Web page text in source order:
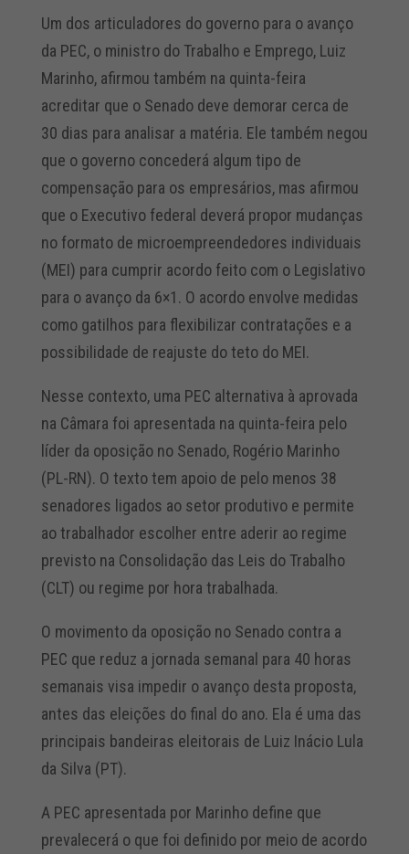
Um dos articuladores do governo para o avanço
da PEC, o ministro do Trabalho e Emprego, Luiz
Marinho, afirmou também na quinta-feira
acreditar que o Senado deve demorar cerca de
30 dias para analisar a matéria. Ele também negou
que o governo concederá algum tipo de
compensação para os empresários, mas afirmou
que o Executivo federal deverá propor mudanças
no formato de microempreendedores individuais
(MEI) para cumprir acordo feito com o Legislativo
para o avanço da 6×1. O acordo envolve medidas
como gatilhos para flexibilizar contratações e a
possibilidade de reajuste do teto do MEI.
Nesse contexto, uma PEC alternativa à aprovada
na Câmara foi apresentada na quinta-feira pelo
líder da oposição no Senado, Rogério Marinho
(PL-RN). O texto tem apoio de pelo menos 38
senadores ligados ao setor produtivo e permite
ao trabalhador escolher entre aderir ao regime
previsto na Consolidação das Leis do Trabalho
(CLT) ou regime por hora trabalhada.
O movimento da oposição no Senado contra a
PEC que reduz a jornada semanal para 40 horas
semanais visa impedir o avanço desta proposta,
antes das eleições do final do ano. Ela é uma das
principais bandeiras eleitorais de Luiz Inácio Lula
da Silva (PT).
A PEC apresentada por Marinho define que
prevalecerá o que foi definido por meio de acordo